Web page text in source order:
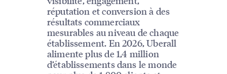
réputation et conversion à des
résultats commerciaux
mesurables au niveau de chaque
établissement. En 2026, Uberall
alimente plus de 1,4 million
d’établissements dans le monde